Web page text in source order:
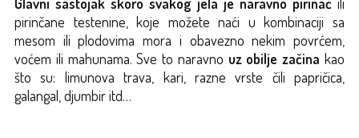
pirinčane testenine, koje možete naći u kombinaciji sa
mesom ili plodovima mora i obavezno nekim povrćem,
voćem ili mahunama. Sve to naravno uz obilje začina kao
što su: limunova trava, kari, razne vrste čili papričica,
galangal, djumbir itd…